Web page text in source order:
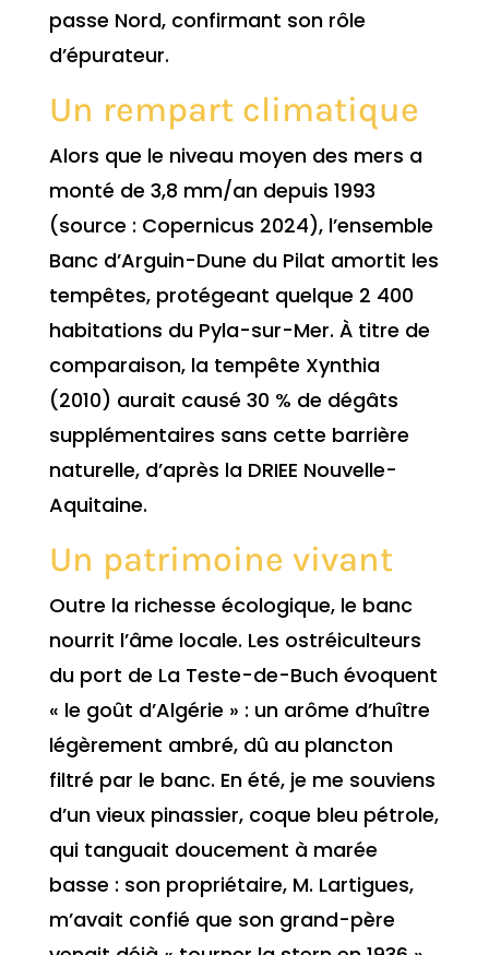
passe Nord, confirmant son rôle
d’épurateur.
Un rempart climatique
Alors que le niveau moyen des mers a
monté de 3,8 mm/an depuis 1993
(source : Copernicus 2024), l’ensemble
Banc d’Arguin-Dune du Pilat amortit les
tempêtes, protégeant quelque 2 400
habitations du Pyla-sur-Mer. À titre de
comparaison, la tempête Xynthia
(2010) aurait causé 30 % de dégâts
supplémentaires sans cette barrière
naturelle, d’après la DRIEE Nouvelle-
Aquitaine.
Un patrimoine vivant
Outre la richesse écologique, le banc
nourrit l’âme locale. Les ostréiculteurs
du port de La Teste-de-Buch évoquent
« le goût d’Algérie » : un arôme d’huître
légèrement ambré, dû au plancton
filtré par le banc. En été, je me souviens
d’un vieux pinassier, coque bleu pétrole,
qui tanguait doucement à marée
basse : son propriétaire, M. Lartigues,
m’avait confié que son grand-père